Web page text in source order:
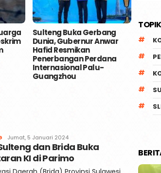
Sulteng Buka Gerbang
Dunia, Gubernur Anwar
Hafid Resmikan
Penerbangan Perdana
Internasional Palu-
Guangzhou
Tolak
DBH
Redaksi
Kaili
Post
Jumat, 5 Januari 2024
dan Brida Buka
KI di Parimo